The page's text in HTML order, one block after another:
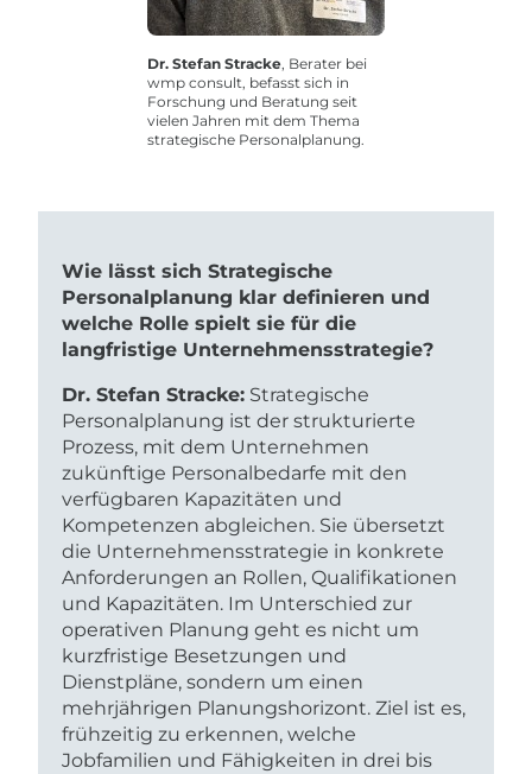
Dr. Stefan Stracke, Berater bei
wmp consult, befasst sich in
Forschung und Beratung seit
vielen Jahren mit dem Thema
strategische Personalplanung.
Wie lässt sich Strategische
Personalplanung klar definieren und
welche Rolle spielt sie für die
langfristige Unternehmensstrategie?
Dr. Stefan Stracke: Strategische
Personalplanung ist der strukturierte
Prozess, mit dem Unternehmen
zukünftige Personalbedarfe mit den
verfügbaren Kapazitäten und
Kompetenzen abgleichen. Sie übersetzt
die Unternehmensstrategie in konkrete
Anforderungen an Rollen, Qualifikationen
und Kapazitäten. Im Unterschied zur
operativen Planung geht es nicht um
kurzfristige Besetzungen und
Dienstpläne, sondern um einen
mehrjährigen Planungshorizont. Ziel ist es,
frühzeitig zu erkennen, welche
Jobfamilien und Fähigkeiten in drei bis